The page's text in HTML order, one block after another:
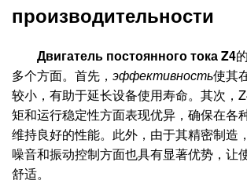
производительности
Двигатель постоянного тока Z4
多个方面。首先， эффективность使其
较小，有助于延长设备使用寿命。其次，
矩和运行稳定性方面表现优异，确保在各
维持良好的性能。此外，由于其精密制造
噪音和振动控制方面也具有显著优势，让
舒适。